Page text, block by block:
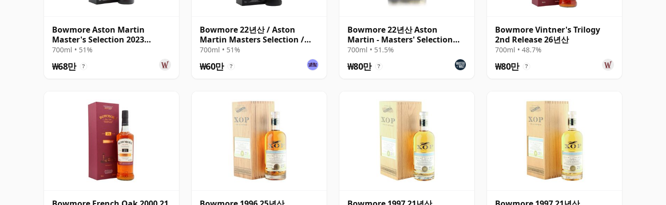
Bowmore Aston Martin
Master's Selection 2023
Release Singl 22년산
700ml • 51%
₩68만 ?
Bowmore 22년산 / Aston
Martin Masters Selection /
2023 Release
700ml • 51%
₩60만 ?
Bowmore 22년산 Aston
Martin - Masters' Selection
Edition 2
700ml • 51.5%
₩80만 ?
Bowmore Vintner's Trilogy
2nd Release 26년산
700ml • 48.7%
₩80만 ?